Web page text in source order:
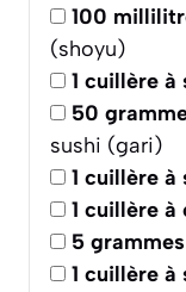
100
(shoyu)
1 cuillère à
50
sushi (gari)
1 cuillère à
1 cuillère à
5 grammes
1 cuillère à